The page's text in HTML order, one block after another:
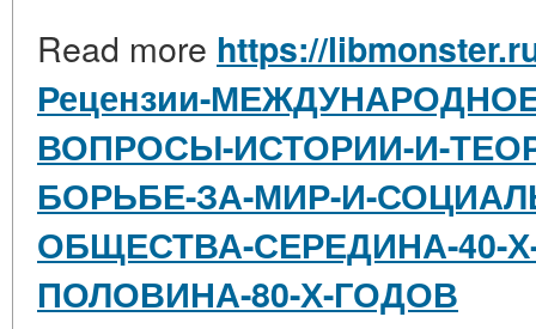
Read more https://
Рецензии-
ВОПРОСЫ-ИСТОРИИ-И-
БОРЬБЕ-ЗА-МИР-И-
ОБЩЕСТВА-СЕРЕДИНА-40-
ПОЛОВИНА-80-Х-ГОДОВ